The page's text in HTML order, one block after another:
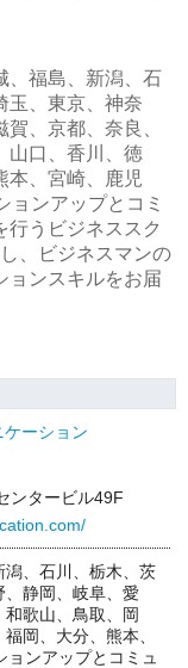
、福島、新潟、石
玉、東京、神奈
、京都、奈良、
山口、香川、徳
本、宮崎、鹿児
ョンアップとコミ
行うビジネススク
、ビジネスマンの
ョンスキルをお届
ーション
ンタービル49F
、石川、栃木、茨
静岡、岐阜、愛
歌山、鳥取、岡
岡、大分、熊本、
ンアップとコミュ